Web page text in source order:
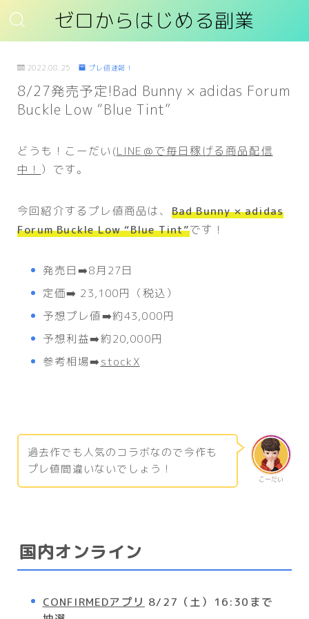
ゼロからはじめる副業
2022.08.25 プレ値速報！
8/27発売予定!Bad Bunny × adidas Forum
Buckle Low “Blue Tint”
どうも！こーだい(LINE＠で毎日稼げる商品配信
中！ ）です。
今回紹介するプレ値商品は、 Bad Bunny × adidas
Forum Buckle Low “Blue Tint”です！
発売日➡️8月27日
定価➡️ 23,100円（税込）
予想プレ値➡️約43,000円
予想利益➡️約20,000円
参考相場➡️stockX
こーだい
過去作でも人気のコラボなので今作も
プレ値間違いないでしょう！
国内オンライン
CONFIRMEDアプリ 8/27（土）16:30まで